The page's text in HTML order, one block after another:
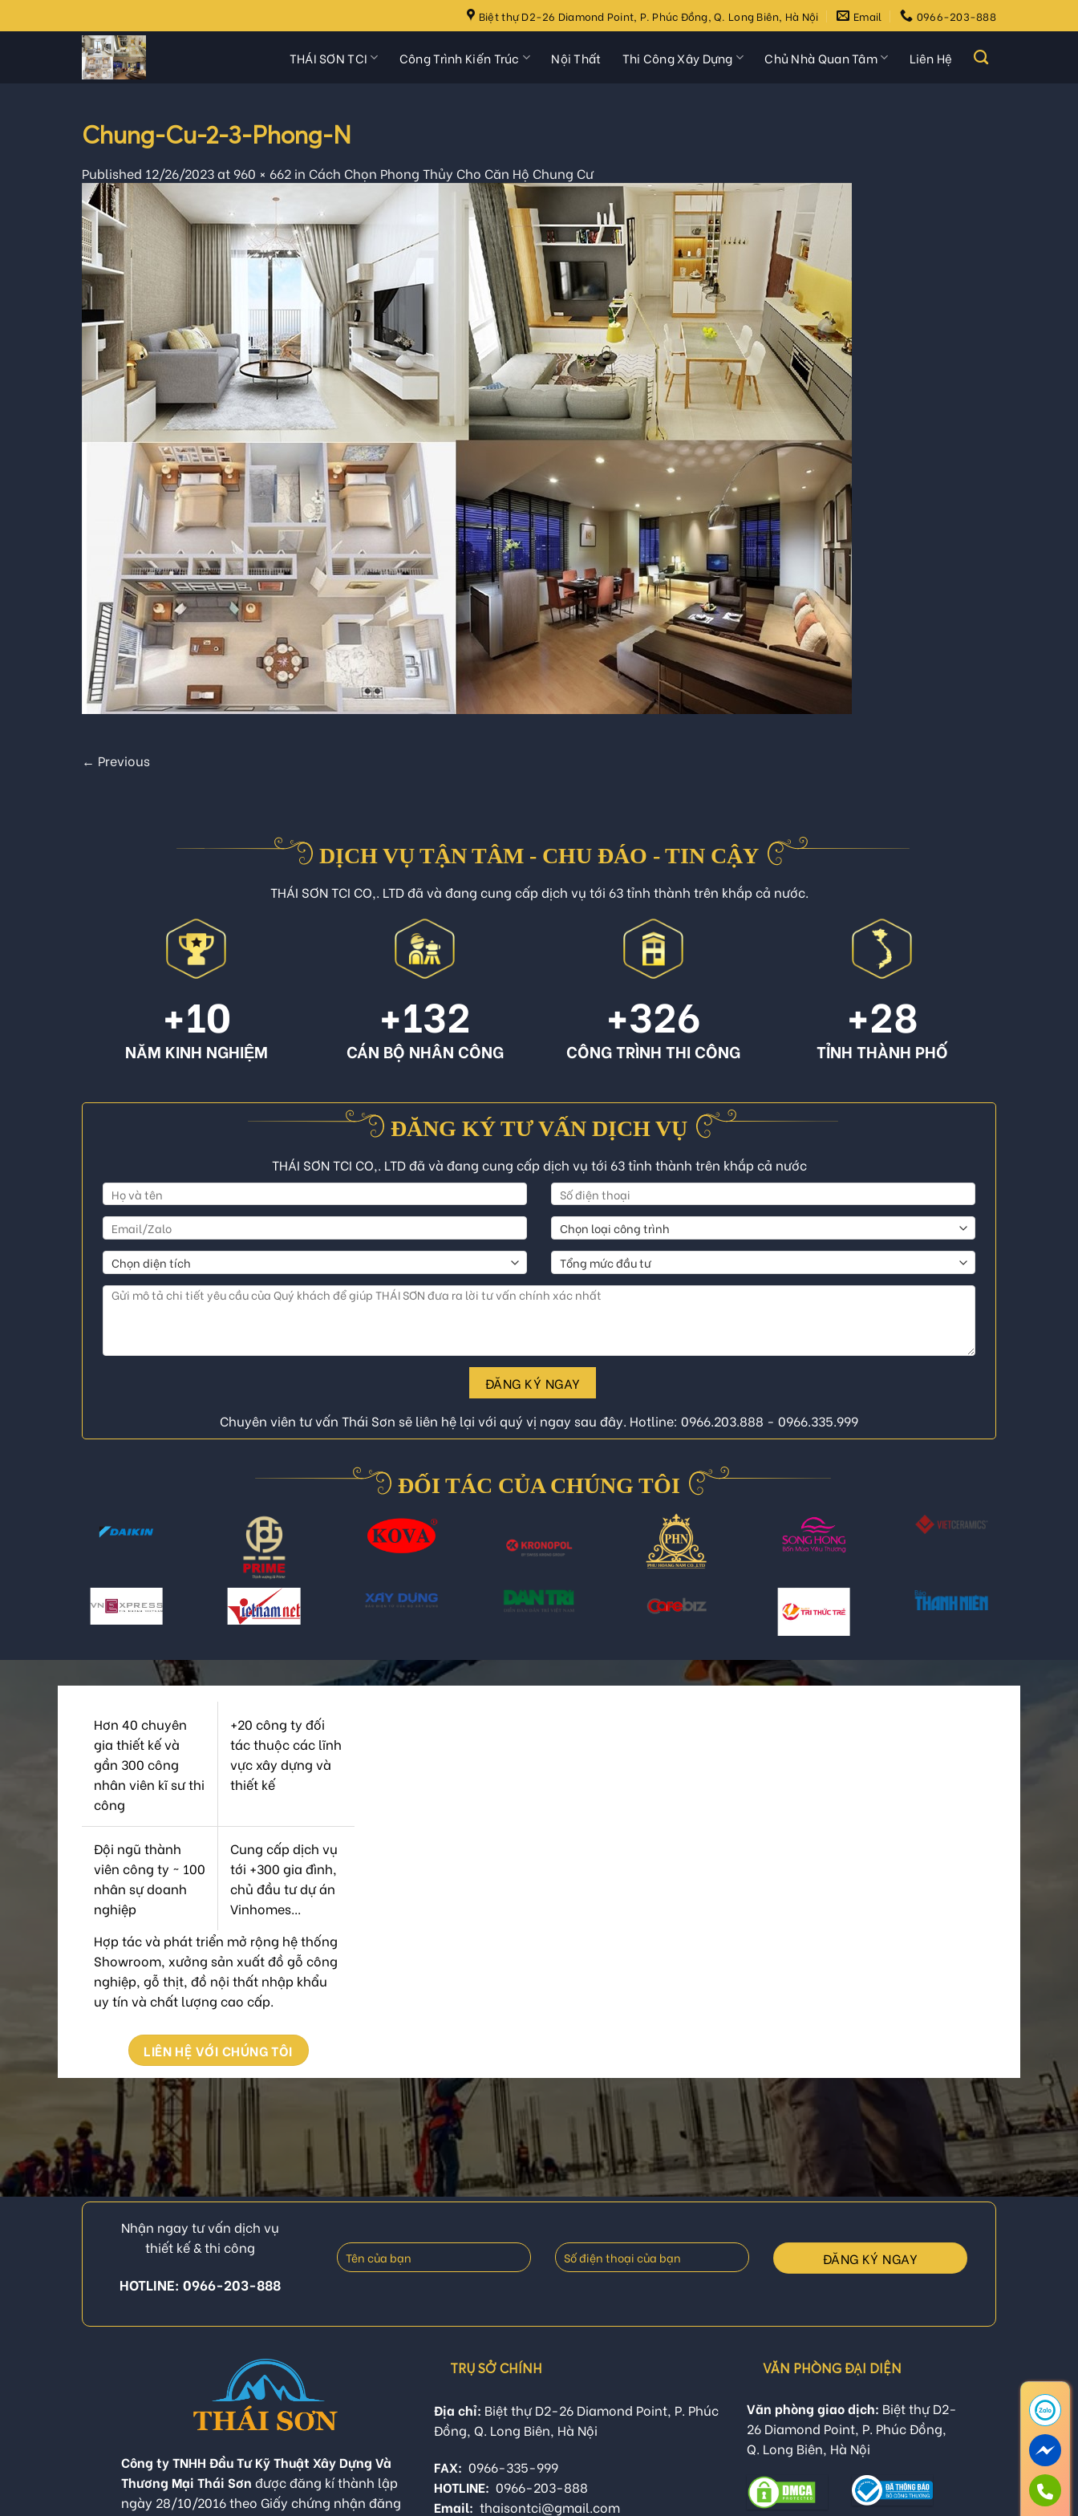
to
Biệt thự D2-26 Diamond Point, P. Phúc Đồng, Q. Long Biên, Hà Nội Email 0966-203-888
THÁI SƠN TCI Công Trình Kiến Trúc Nội Thất Thi Công Xây Dựng Chủ Nhà Quan Tâm Liên Hệ
Chung-Cu-2-3-Phong-N
Published 12/26/2023at 960 × 662 in Cách Chọn Phong Thủy Cho Căn Hộ Chung Cư
← Previous
DỊCH VỤ TẬN TÂM - CHU ĐÁO - TIN CẬY
THÁI SƠN TCI CO,. LTD đã và đang cung cấp dịch vụ tới 63 tỉnh thành trên khắp cả nước.
+10
NĂM KINH NGHIỆM
+132
CÁN BỘ NHÂN CÔNG
+326
CÔNG TRÌNH THI CÔNG
+28
TỈNH THÀNH PHỐ
ĐĂNG KÝ TƯ VẤN DỊCH VỤ
THÁI SƠN TCI CO,. LTD đã và đang cung cấp dịch vụ tới 63 tỉnh thành trên khắp cả nước
ĐĂNG KÝ NGAY
Chuyên viên tư vấn Thái Sơn sẽ liên hệ lại với quý vị ngay sau đây. Hotline: 0966.203.888 - 0966.335.999
ĐỐI TÁC CỦA CHÚNG TÔI
Hơn 40 chuyên
gia thiết kế và
gần 300 công
nhân viên kĩ sư thi
công
+20 công ty đối
tác thuộc các lĩnh
vực xây dựng và
thiết kế
Đội ngũ thành
viên công ty ~ 100
nhân sự doanh
nghiệp
Cung cấp dịch vụ
tới +300 gia đình,
chủ đầu tư dự án
Vinhomes...
Hợp tác và phát triển mở rộng hệ thống
Showroom, xưởng sản xuất đồ gỗ công
nghiệp, gỗ thịt, đồ nội thất nhập khẩu
uy tín và chất lượng cao cấp.
LIÊN HỆ VỚI CHÚNG TÔI
Nhận ngay tư vấn dịch vụ
thiết kế & thi công
HOTLINE: 0966-203-888
Công ty TNHH Đầu Tư Kỹ Thuật Xây Dựng Và
Thương Mại Thái Sơn được đăng kí thành lập
ngày 28/10/2016 theo Giấy chứng nhận đăng
TRỤ SỞ CHÍNH
Địa chỉ: Biệt thự D2-26 Diamond Point, P. Phúc
Đồng, Q. Long Biên, Hà Nội
FAX: 0966-335-999
HOTLINE: 0966-203-888
Email: thaisontci@gmail.com
VĂN PHÒNG ĐẠI DIỆN
Văn phòng giao dịch: Biệt thự D2-
26 Diamond Point, P. Phúc Đồng,
Q. Long Biên, Hà Nội